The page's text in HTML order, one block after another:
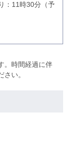
：11時30分（予
。時間経過に伴
い。